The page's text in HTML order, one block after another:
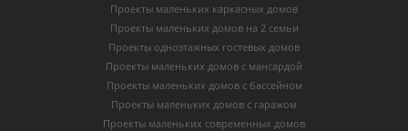
Проекты маленьких каркасных домов
Проекты маленьких домов на 2 семьи
Проекты одноэтажных гостевых домов
Проекты маленьких домов с мансардой
Проекты маленьких домов с бассейном
Проекты маленьких домов с гаражом
Проекты маленьких современных домов